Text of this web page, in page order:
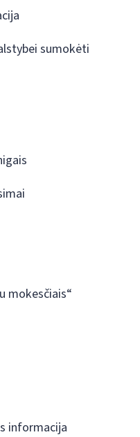
sumokėti
mokesčiais“
informacija